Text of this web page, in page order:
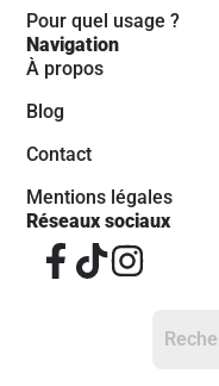
Pour quel usage ?
Navigation
À propos
Blog
Contact
Mentions légales
Réseaux sociaux